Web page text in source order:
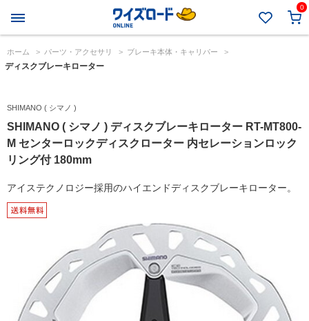
0
ホーム > パーツ・アクセサリ > ブレーキ本体・キャリパー >
ディスクブレーキローター
SHIMANO ( シマノ )
SHIMANO ( シマノ ) ディスクブレーキローター RT-MT800-
M センターロックディスクローター 内セレーションロック
リング付 180mm
アイステクノロジー採用のハイエンドディスクブレーキローター。